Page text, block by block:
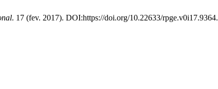
. 17 (fev. 2017). DOI:https://doi.org/10.22633/rpge.v0i17.9364.